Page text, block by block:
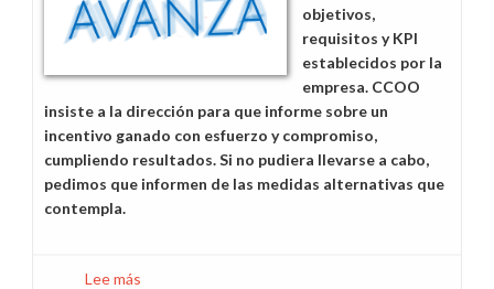
objetivos,
requisitos y KPI
establecidos por la
empresa. CCOO
insiste a la dirección para que informe sobre un
incentivo ganado con esfuerzo y compromiso,
cumpliendo resultados. Si no pudiera llevarse a cabo,
pedimos que informen de las medidas alternativas que
contempla.
Lee más